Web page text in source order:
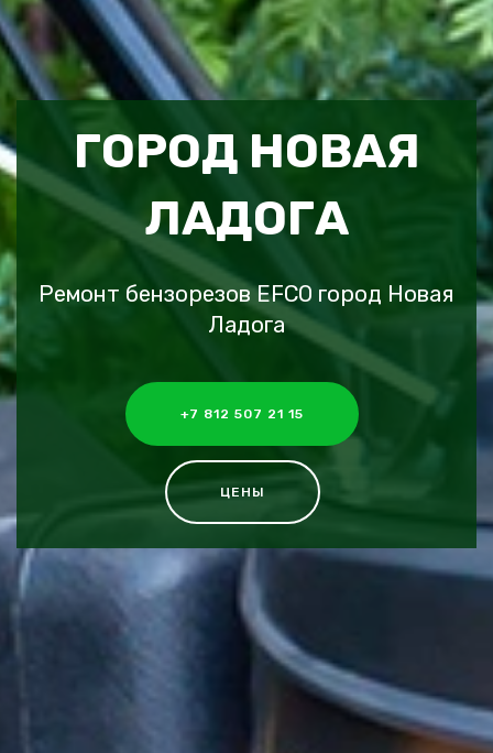
ГОРОД НОВАЯ
ЛАДОГА
Ремонт бензорезов EFCO город Новая
Ладога
+7 812 507 21 15
ЦЕНЫ